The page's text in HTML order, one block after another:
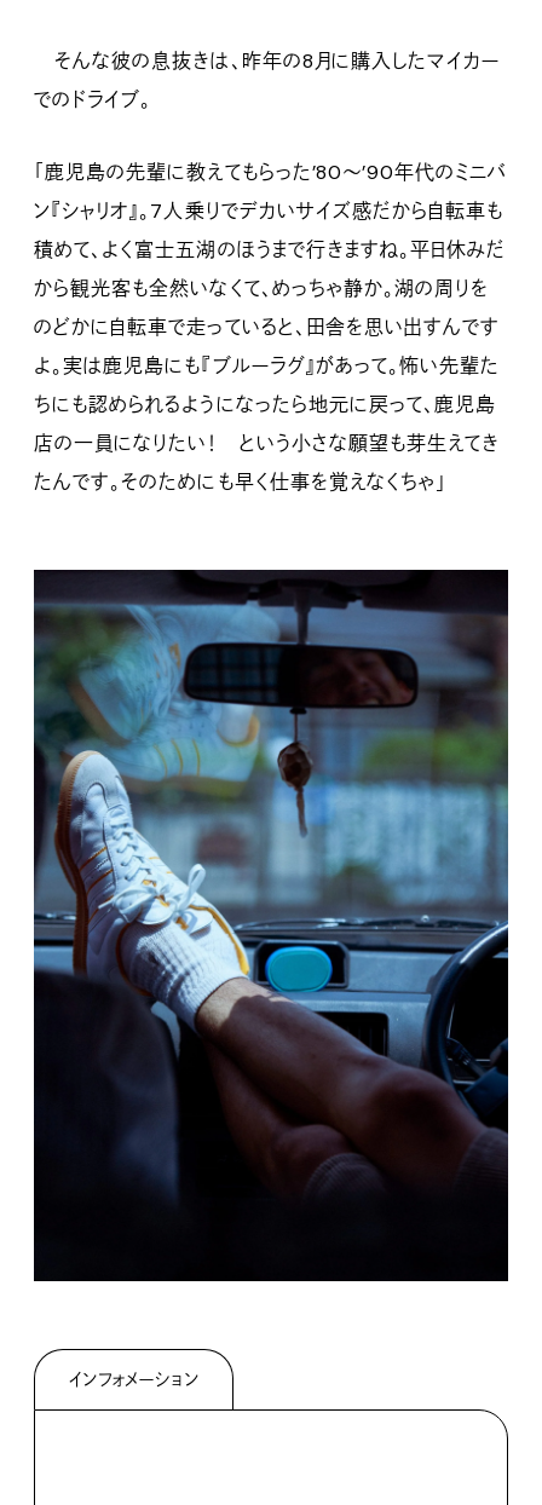
そんな彼の息抜きは、昨年の8月に購入したマイカー
でのドライブ。
「鹿児島の先輩に教えてもらった’80〜’90年代のミニバ
ン『シャリオ』。7人乗りでデカいサイズ感だから自転車も
積めて、よく富士五湖のほうまで行きますね。平日休みだ
から観光客も全然いなくて、めっちゃ静か。湖の周りを
のどかに自転車で走っていると、田舎を思い出すんです
よ。実は鹿児島にも『ブルーラグ』があって。怖い先輩た
ちにも認められるようになったら地元に戻って、鹿児島
店の一員になりたい！ という小さな願望も芽生えてき
たんです。そのためにも早く仕事を覚えなくちゃ」
インフォメーション